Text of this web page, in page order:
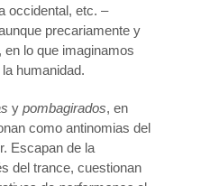
occidental, etc. –
precariamente y
lo que imaginamos
humanidad.
y pombagirados, en
como antinomias del
Escapan de la
del trance, cuestionan